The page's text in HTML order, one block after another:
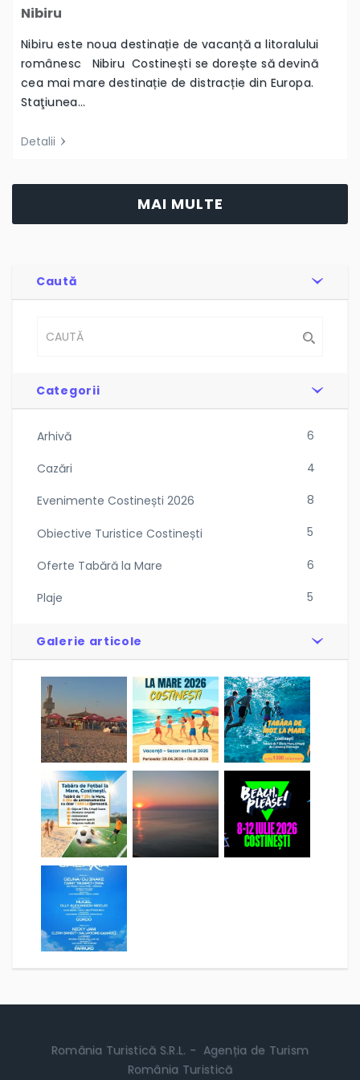
Nibiru este noua destinație de vacanță a litoralului
cea mai mare destinație de distracție din Europa.
Staţiunea…
Detalii
Cazări 4
Evenimente Costinești 2026 8
Obiective Turistice Costinești 5
Oferte Tabără la Mare 6
Plaje 5
Galerie articole
CUI: RO31739462 | ORC Brașov: J08/899/2016